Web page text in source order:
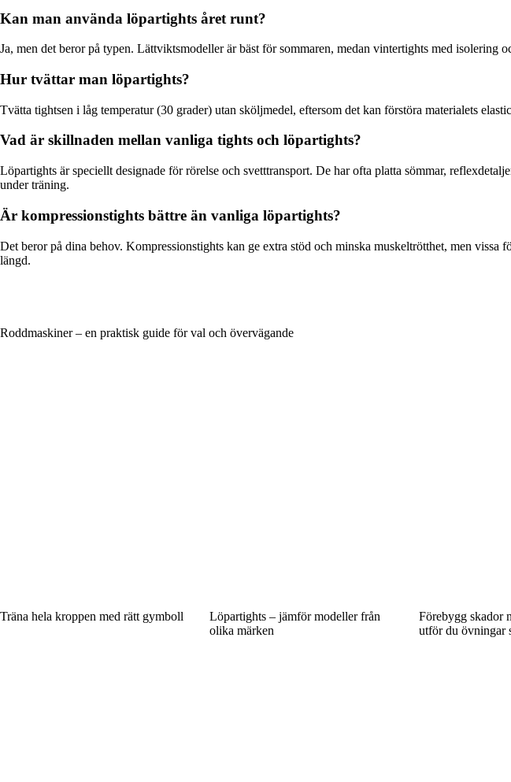
Kan man använda löpartights året runt?
Ja, men det beror på typen. Lättviktsmodeller är bäst för sommaren, medan vintertights med isolering
Hur tvättar man löpartights?
Tvätta tightsen i låg temperatur (30 grader) utan sköljmedel, eftersom det kan förstöra materialets
Vad är skillnaden mellan vanliga tights och löpartights?
Löpartights är speciellt designade för rörelse och svetttransport. De har ofta platta sömmar,
under träning.
Är kompressionstights bättre än vanliga löpartights?
Det beror på dina behov. Kompressionstights kan ge extra stöd och minska muskeltrötthet, men
längd.
Roddmaskiner – en praktisk guide för val och övervägande
Träna hela kroppen med rätt gymboll
Löpartights – jämför modeller från
olika märken
Förebygg skador
utför du övningar